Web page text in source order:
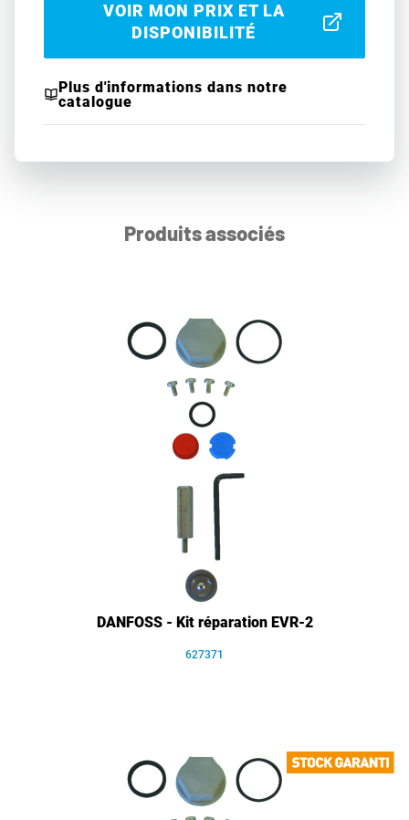
VOIR MON PRIX ET LA
DISPONIBILITÉ
Plus d'informations dans notre
catalogue
Produits associés
DANFOSS - Kit réparation EVR-2
627371